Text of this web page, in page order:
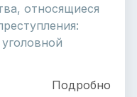
относящиеся
Подробно